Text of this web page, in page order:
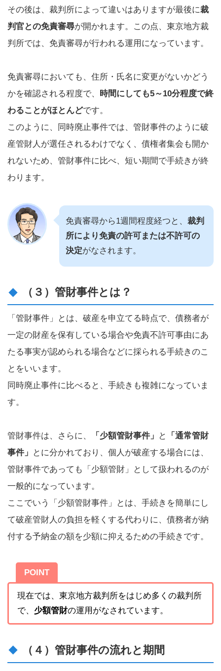
その後は、裁判所によって違いはありますが最後に裁
判官との免責審尋が開かれます。この点、東京地方裁
判所では、免責審尋が行われる運用になっています。
免責審尋においても、住所・氏名に変更がないかどう
かを確認される程度で、 時間にしても5～10分程度で終
わることがほとんどです。
このように、同時廃止事件では、管財事件のように破
産管財人が選任されるわけでなく、債権者集会も開か
れないため、管財事件に比べ、短い期間で手続きが終
わります。
免責審尋から1週間程度経つと、 裁判
所により免責の許可または不許可の
決定がなされます。
（３）管財事件とは？
「管財事件」とは、破産を申立てる時点で、債務者が
一定の財産を保有している場合や免責不許可事由にあ
たる事実が認められる場合などに採られる手続きのこ
とをいいます。
同時廃止事件に比べると、手続きも複雑になっていま
す。
管財事件は、さらに、 「少額管財事件」 と
「通常管財
事件」
とに分かれており、個人が破産する場合には、
管財事件であっても「少額管財」として扱われるのが
一般的になっています。
ここでいう「少額管財事件」とは、手続きを簡単にし
て破産管財人の負担を軽くする代わりに、債務者が納
付する予納金の額を少額に抑えるための手続きです。
POINT
現在では、東京地方裁判所をはじめ多くの裁判所
で、 少額管財の運用がなされています。
（４）管財事件の流れと期間